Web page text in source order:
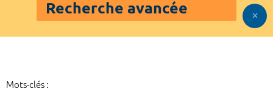
Recherche avancée
Mots-clés :